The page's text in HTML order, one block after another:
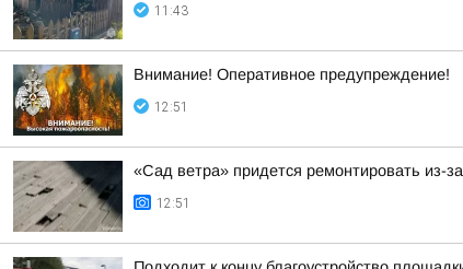
11:43
Внимание! Оперативное предупреждение!
12:51
«Сад ветра» придется ремонтировать из-
12:51